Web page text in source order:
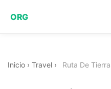
ORG
Inicio › Travel › Ruta De